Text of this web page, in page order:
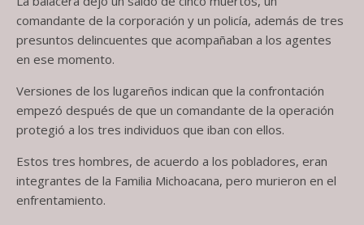
comandante de la corporación y un policía, además de tres
presuntos delincuentes que acompañaban a los agentes
en ese momento.
Versiones de los lugareños indican que la confrontación
empezó después de que un comandante de la operación
protegió a los tres individuos que iban con ellos.
Estos tres hombres, de acuerdo a los pobladores, eran
integrantes de la Familia Michoacana, pero murieron en el
enfrentamiento.